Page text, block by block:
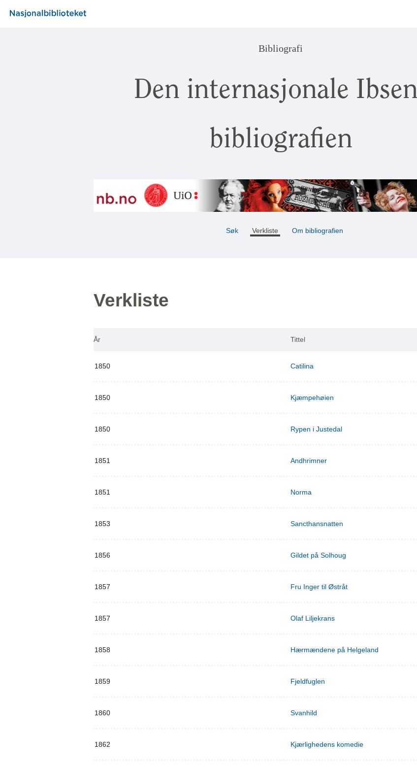
Bibliografi
Den internasjonale
bibliografien
Søk Verkliste Om bibliografien
Verkliste
År Tittel
1850 Catilina
1850 Kjæmpehøien
1850 Rypen i Justedal
1851 Andhrimner
1851 Norma
1853 Sancthansnatten
1856 Gildet på Solhoug
1857 Fru Inger til Østråt
1857 Olaf Liljekrans
1858 Hærmændene på Helgeland
1859 Fjeldfuglen
1860 Svanhild
1862 Kjærlighedens komedie